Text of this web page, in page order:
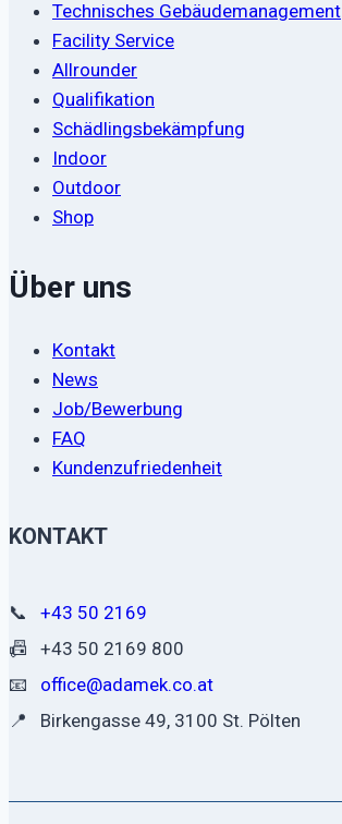
Technisches Gebäudemanagement
Facility Service
Allrounder
Qualifikation
Schädlingsbekämpfung
Indoor
Outdoor
Shop
Über uns
Kontakt
News
Job/Bewerbung
FAQ
Kundenzufriedenheit
KONTAKT
📞
+43 50 2169
📠
+43 50 2169 800
📧
office@adamek.co.at
📍
Birkengasse 49, 3100 St. Pölten